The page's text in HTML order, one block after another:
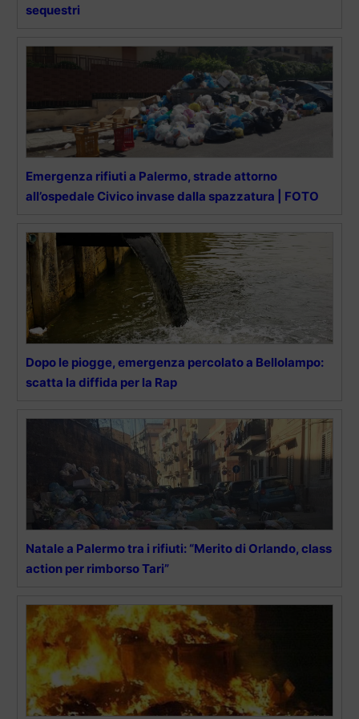
sequestri
Emergenza rifiuti a Palermo, strade attorno
all’ospedale Civico invase dalla spazzatura | FOTO
Dopo le piogge, emergenza percolato a Bellolampo:
scatta la diffida per la Rap
Natale a Palermo tra i rifiuti: “Merito di Orlando, class
action per rimborso Tari”